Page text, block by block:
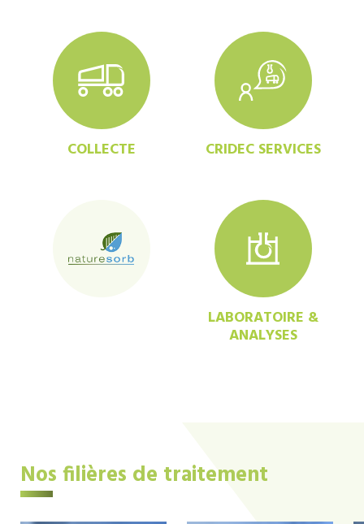
COLLECTE CRIDEC SERVICES
LABORATOIRE &
ANALYSES
Nos filières de traitement